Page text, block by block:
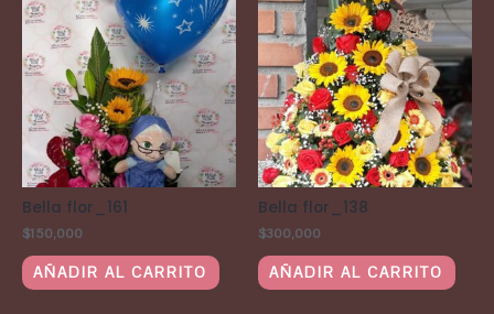
Bella flor_161
$150,000
AÑADIR AL CARRITO
Bella flor_138
$300,000
AÑADIR AL CARRITO